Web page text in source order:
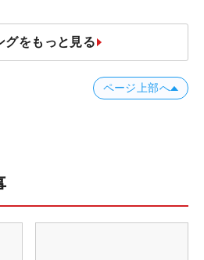
グをもっと見る
ページ上部へ